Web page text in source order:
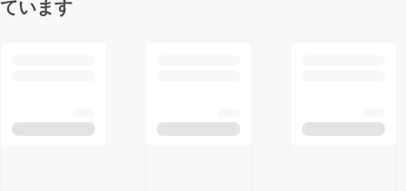
ています